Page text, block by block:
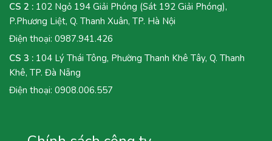
CS 2 : 102 Ngỏ 194 Giải Phóng (Sát 192 Giải Phóng),
P.Phương Liệt, Q. Thanh Xuân, TP. Hà Nội
Điện thoại: 0987.941.426
CS 3 : 104 Lý Thái Tông, Phường Thanh Khê Tây, Q. Thanh
Khê, TP. Đà Nẵng
Điện thoại: 0908.006.557